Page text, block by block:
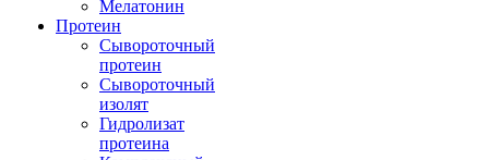
Мелатонин
Протеин
Сывороточный
протеин
Сывороточный
изолят
Гидролизат
протеина